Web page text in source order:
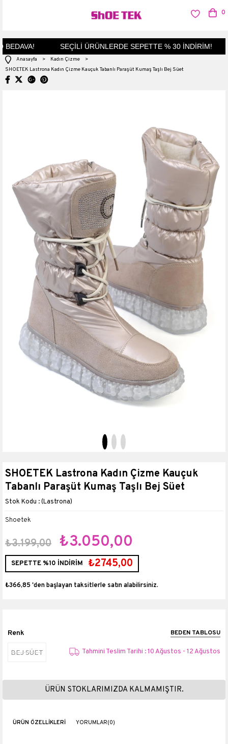
SEÇİLİ ÜRÜNLERDE SEPETTE % 30 İNDİRİM!
0
Anasayfa > Kadın Çizme
>
SHOETEK Lastrona Kadın Çizme Kauçuk Tabanlı Paraşüt Kumaş Taşlı Bej Süet
SHOETEK Lastrona Kadın Çizme Kauçuk
Tabanlı Paraşüt Kumaş Taşlı Bej Süet
(Lastrona)
Shoetek
₺3.199,00 ₺3.050,00
SEPETTE %10 İNDİRİM ₺2745,00
₺366,85'den başlayan taksitlerle
Renk BEDEN TABLOSU
BEJ SÜET Tahmini Teslim Tarihi : 10 Ağustos - 12 Ağustos
ÜRÜN STOKLARIMIZDA KALMAMIŞTIR.
ÜRÜN ÖZELLIKLERI YORUMLAR(0)